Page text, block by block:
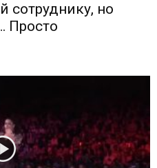
сотруднику, но
Просто